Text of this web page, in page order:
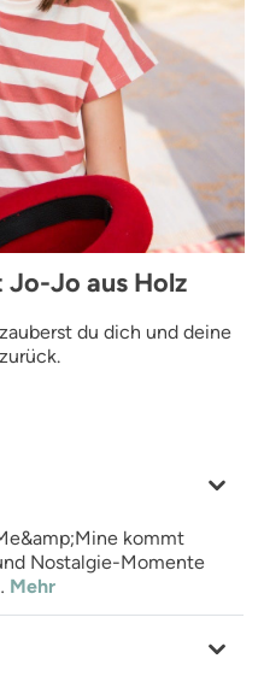
Jo aus Holz
du dich und deine
kommt
Nostalgie-Momente
Mehr